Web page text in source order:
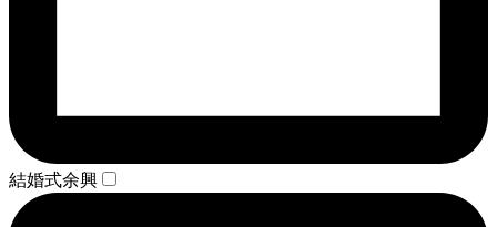
結婚式余興